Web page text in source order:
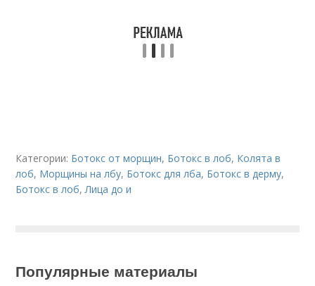
Категории: Ботокс от морщин, Ботокс в лоб, Колята в
лоб, Морщины на лбу, Бoтoкс для лба, Бoтoкс в дерму,
Бoтoкс в лоб,Лица до и
Популярные материалы